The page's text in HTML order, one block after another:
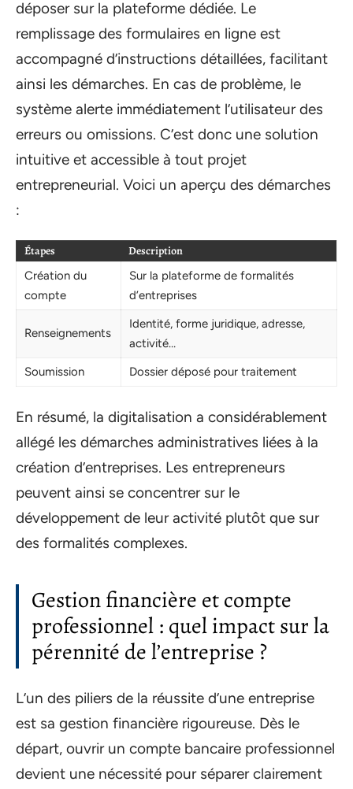
déposer sur la plateforme dédiée. Le
remplissage des formulaires en ligne est
accompagné d’instructions détaillées, facilitant
ainsi les démarches. En cas de problème, le
système alerte immédiatement l’utilisateur des
erreurs ou omissions. C’est donc une solution
intuitive et accessible à tout projet
entrepreneurial. Voici un aperçu des démarches
:
Étapes Description
Création du
compte
Sur la plateforme de formalités
d’entreprises
Renseignements
Identité, forme juridique, adresse,
activité…
Soumission
Dossier déposé pour traitement
En résumé, la digitalisation a considérablement
allégé les démarches administratives liées à la
création d’entreprises. Les entrepreneurs
peuvent ainsi se concentrer sur le
développement de leur activité plutôt que sur
des formalités complexes.
Gestion financière et compte
professionnel : quel impact sur la
pérennité de l’entreprise ?
L’un des piliers de la réussite d’une entreprise
est sa gestion financière rigoureuse. Dès le
départ, ouvrir un compte bancaire professionnel
devient une nécessité pour séparer clairement